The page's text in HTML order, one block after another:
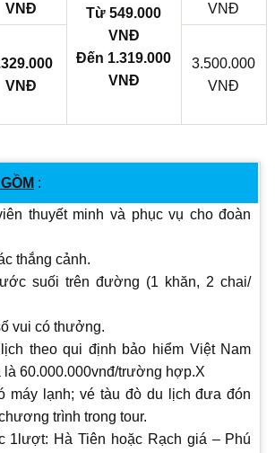
VNĐ
Từ 549.000
VNĐ
Đến 1.319.000
VNĐ
VNĐ
VNĐ
3.500.000
VNĐ
:
thuyết minh và phục vụ cho đoàn
thắng cảnh.
suối trên đường (1 khăn, 2 chai/
vui có thưởng.
theo qui định bảo hiểm Việt Nam
60.000.000vnđ/trường hợp.X
máy lạnh; vé tàu đò du lịch đưa đón
trình trong tour.
1lượt: Hà Tiên hoặc Rạch giá – Phú